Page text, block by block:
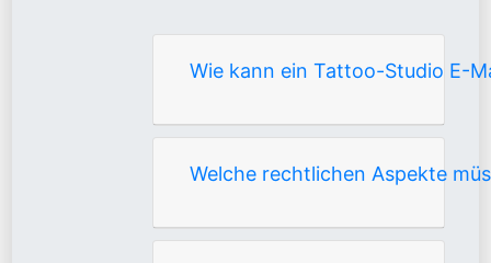
Wie kann ein Tattoo-Studio E-
Welche rechtlichen Aspekte